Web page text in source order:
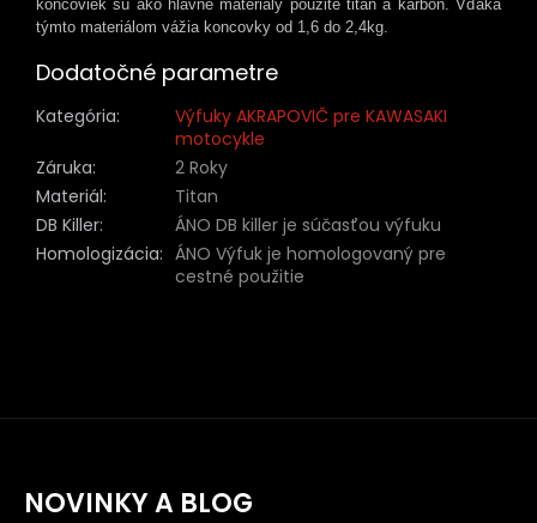
koncoviek sú ako hlavné materiály použité titan a karbón. Vďaka
týmto materiálom vážia koncovky od 1,6 do 2,4kg.
Dodatočné parametre
Kategória:
Výfuky AKRAPOVIČ pre KAWASAKI
motocykle
Záruka:
2 Roky
Materiál:
Titan
DB Killer:
ÁNO DB killer je súčasťou výfuku
Homologizácia: ÁNO Výfuk je homologovaný pre
cestné použitie
NOVINKY A BLOG